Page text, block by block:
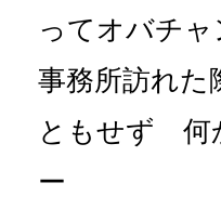
ってオバチャ
事務所訪れた
ともせず 何
ー